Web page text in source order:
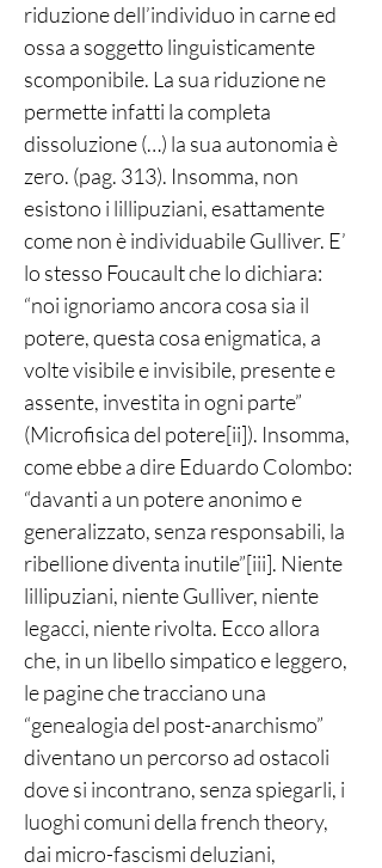
riduzione dell’individuo in carne ed
ossa a soggetto linguisticamente
scomponibile. La sua riduzione ne
permette infatti la completa
dissoluzione (…) la sua autonomia è
zero. (pag. 313). Insomma, non
esistono i lillipuziani, esattamente
come non è individuabile Gulliver. E’
lo stesso Foucault che lo dichiara:
“noi ignoriamo ancora cosa sia il
potere, questa cosa enigmatica, a
volte visibile e invisibile, presente e
assente, investita in ogni parte”
(Microfisica del potere[ii]). Insomma,
come ebbe a dire Eduardo Colombo:
“davanti a un potere anonimo e
generalizzato, senza responsabili, la
ribellione diventa inutile”[iii]. Niente
lillipuziani, niente Gulliver, niente
legacci, niente rivolta. Ecco allora
che, in un libello simpatico e leggero,
le pagine che tracciano una
“genealogia del post-anarchismo”
diventano un percorso ad ostacoli
dove si incontrano, senza spiegarli, i
luoghi comuni della french theory,
dai micro-fascismi deluziani,